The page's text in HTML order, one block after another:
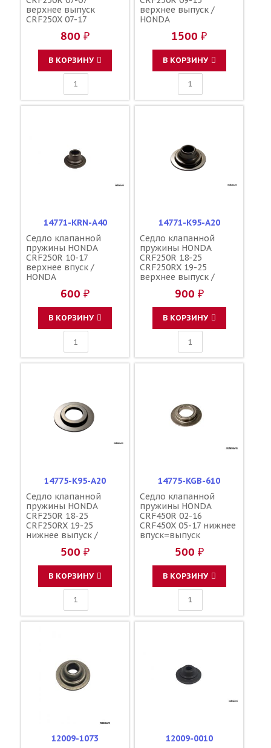
верхнее выпуск
CRF250X 07-17
впуск=выпуск /
HONDA
800 ₽
В КОРЗИНУ
верхнее выпуск /
HONDA
1500 ₽
В КОРЗИНУ
14771-KRN-A40
Седло клапанной
пружины HONDA
CRF250R 10-17
верхнее впуск /
HONDA
600 ₽
В КОРЗИНУ
14771-K95-A20
Седло клапанной
пружины HONDA
CRF250R 18-25
CRF250RX 19-25
верхнее выпуск /
900 ₽
В КОРЗИНУ
14775-K95-A20
Седло клапанной
пружины HONDA
CRF250R 18-25
CRF250RX 19-25
нижнее выпуск /
500 ₽
В КОРЗИНУ
14775-KGB-610
Седло клапанной
пружины HONDA
CRF450R 02-16
CRF450X 05-17 нижнее
впуск=выпуск
впуск / HONDA
500 ₽
В КОРЗИНУ
12009-1073
12009-0010